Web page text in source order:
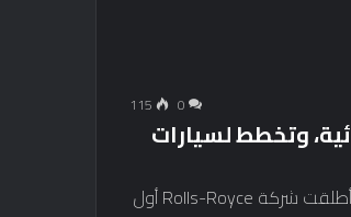
0
115
وتخطط لسيارات
ستتخطى رولز رويس منافستها بنتلي في عصر السيارات الكهربائية بالكامل. أطلقت شركة Rolls-Royce أول